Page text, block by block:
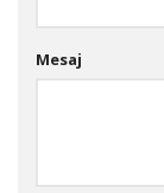
Mesaj